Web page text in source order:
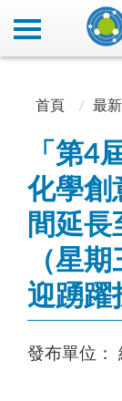
首頁 最
「第4
化學創
間延長
（星
迎踴躍
發布單位：